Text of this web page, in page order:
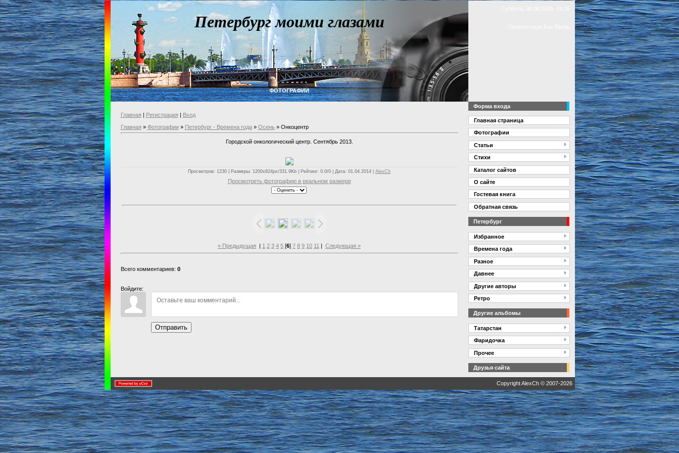
Петербург моими глазами
ФОТОГРАФИИ
Главная | Регистрация | Вход
Главная » Фотографии» Петербург - Времена года» Осень » Онкоцентр
Городской онкологический центр. Сентябрь 2013.
Просмотров: 1230 | Размеры: 1200x824px/331.9Kb | Рейтинг: 0.0/0 | Дата: 01.04.2014 | AlexCh
Просмотреть фотографию в реальном размере
« Предыдущая | 1 2 3 4 5 [6] 7 8 9 10 11 | Следующая »
Всего комментариев: 0
Войдите:
Отправить
Форма входа
Главная страница
Фотографии
Статьи
Стихи
Каталог сайтов
О сайте
Гостевая книга
Обратная связь
Петербург
Избранное
Времена года
Разное
Давнее
Другие авторы
Ретро
Другие альбомы
Татарстан
Фаридочка
Прочее
Друзья сайта
Copyright AlexCh © 2007-2026